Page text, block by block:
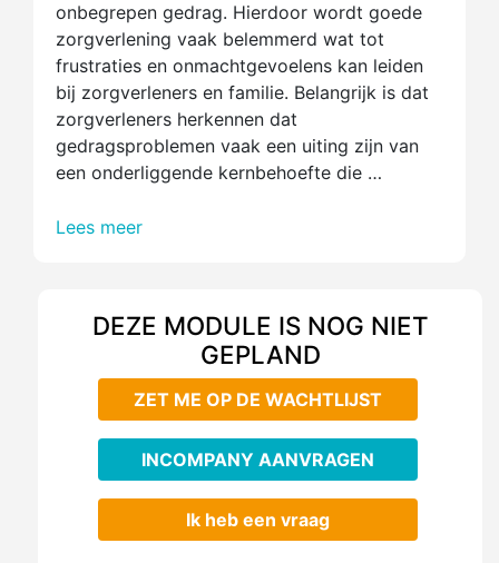
onbegrepen gedrag. Hierdoor wordt goede
zorgverlening vaak belemmerd wat tot
frustraties en onmachtgevoelens kan leiden
bij zorgverleners en familie. Belangrijk is dat
zorgverleners herkennen dat
gedragsproblemen vaak een uiting zijn van
een onderliggende kernbehoefte die …
Lees meer
DEZE MODULE IS NOG NIET
GEPLAND
ZET ME OP DE WACHTLIJST
INCOMPANY AANVRAGEN
Ik heb een vraag